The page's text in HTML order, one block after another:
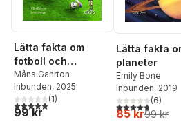
Lätta fakta om
fotboll och
fotbollsstjärnor
Måns Gahrton
Inbunden, 2025
5,0utav 5 stjärnor. Totalt antal röster:
(1)
99 kr
Lätta fakta
planeter
Emily Bone
Inbunden, 2019
4,7utav 5(6)
85 kr99 kr